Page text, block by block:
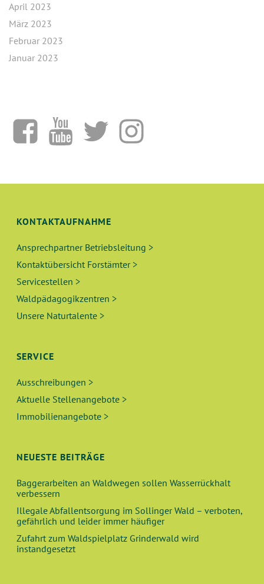
April 2023
März 2023
Februar 2023
Januar 2023
KONTAKTAUFNAHME
Ansprechpartner Betriebsleitung >
Kontaktübersicht Forstämter >
Servicestellen >
Waldpädagogikzentren >
Unsere Naturtalente >
SERVICE
Ausschreibungen >
Aktuelle Stellenangebote >
Immobilienangebote >
NEUESTE BEITRÄGE
Baggerarbeiten an Waldwegen sollen Wasserrückhalt
verbessern
Illegale Abfallentsorgung im Sollinger Wald – verboten,
gefährlich und leider immer häufiger
Zufahrt zum Waldspielplatz Grinderwald wird
instandgesetzt